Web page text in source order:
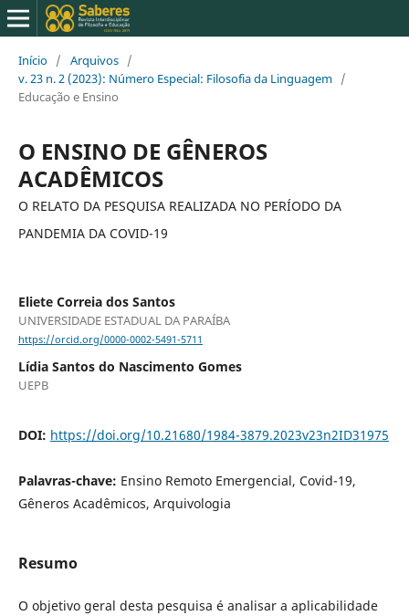
Início / Arquivos /
v. 23 n. 2 (2023): Número Especial: Filosofia da Linguagem /
Educação e Ensino
O ENSINO DE GÊNEROS
ACADÊMICOS
O RELATO DA PESQUISA REALIZADA NO PERÍODO DA
PANDEMIA DA COVID-19
Eliete Correia dos Santos
UNIVERSIDADE ESTADUAL DA PARAÍBA
https://orcid.org/0000-0002-5491-5711
Lídia Santos do Nascimento Gomes
UEPB
DOI: https://doi.org/10.21680/1984-3879.2023v23n2ID31975
Palavras-chave: Ensino Remoto Emergencial, Covid-19,
Gêneros Acadêmicos, Arquivologia
Resumo
O objetivo geral desta pesquisa é analisar a aplicabilidade